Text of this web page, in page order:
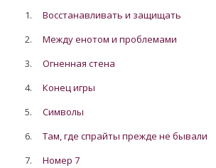
1.
Восстанавливать и защищать
2.
Между енотом и проблемами
3.
Огненная стена
4.
Конец игры
5.
Символы
6.
Там, где спрайты прежде не бывали
7.
Номер 7